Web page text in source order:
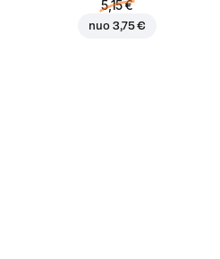
5,15 €
nuo 3,75 €